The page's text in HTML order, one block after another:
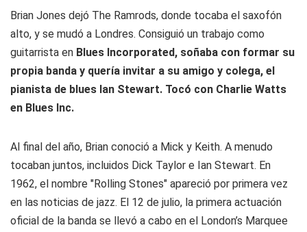
Brian Jones dejó The Ramrods, donde tocaba el saxofón
alto, y se mudó a Londres. Consiguió un trabajo como
guitarrista en Blues Incorporated, soñaba con formar su
propia banda y quería invitar a su amigo y colega, el
pianista de blues Ian Stewart. Tocó con Charlie Watts
en Blues Inc.
Al final del año, Brian conoció a Mick y Keith. A menudo
tocaban juntos, incluidos Dick Taylor e Ian Stewart. En
1962, el nombre "Rolling Stones" apareció por primera vez
en las noticias de jazz. El 12 de julio, la primera actuación
oficial de la banda se llevó a cabo en el London’s Marquee